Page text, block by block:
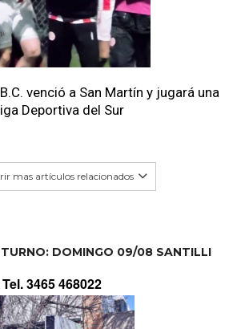
venció a San Martín y jugará una
Deportiva del Sur
mas artículos relacionados
DOMINGO 09/08 SANTILLI
Tel. 3465 468022